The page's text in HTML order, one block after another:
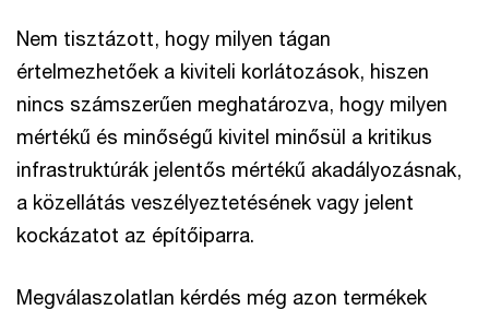
Nem tisztázott, hogy milyen tágan
értelmezhetőek a kiviteli korlátozások, hiszen
nincs számszerűen meghatározva, hogy milyen
mértékű és minőségű kivitel minősül a kritikus
infrastruktúrák jelentős mértékű akadályozásnak,
a közellátás veszélyeztetésének vagy jelent
kockázatot az építőiparra.
Megválaszolatlan kérdés még azon termékek